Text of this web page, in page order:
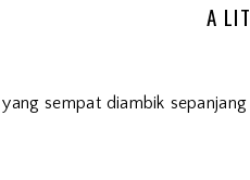
A
sempat diambik